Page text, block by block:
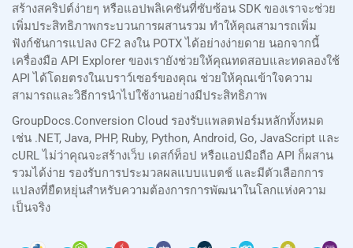
สร้างสคริปต์ง่ายๆ หรือแอปพลิเคชันที่ซับซ้อน SDK ของเราจะช่วย
เพิ่มประสิทธิภาพกระบวนการผสานรวม ทำให้คุณสามารถเพิ่ม
ฟังก์ชันการแปลง CF2 ลงใน POTX ได้อย่างง่ายดาย นอกจากนี้
เครื่องมือ API Explorer ของเรายังช่วยให้คุณทดสอบและทดลองใช้
API ได้โดยตรงในเบราว์เซอร์ของคุณ ช่วยให้คุณเข้าใจความ
สามารถและวิธีการนำไปใช้งานอย่างมีประสิทธิภาพ
GroupDocs.Conversion Cloud รองรับแพลตฟอร์มหลักทั้งหมด
เช่น .NET, Java, PHP, Ruby, Python, Android, Go, JavaScript และ
cURL ไม่ว่าคุณจะสร้างเว็บ เดสก์ท็อป หรือแอปมือถือ API ก็ผสาน
รวมได้ง่าย รองรับการประมวลผลแบบแบตช์ และมีตัวเลือกการ
แปลงที่ยืดหยุ่นสำหรับความต้องการการพัฒนาในโลกแห่งความ
เป็นจริง